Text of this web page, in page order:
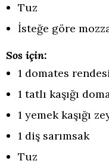
Tuz
İsteğe göre
Sos için:
1 domates
1 tatlı kaşığı
1 yemek kaşığı
1 diş sarımsak
Tuz